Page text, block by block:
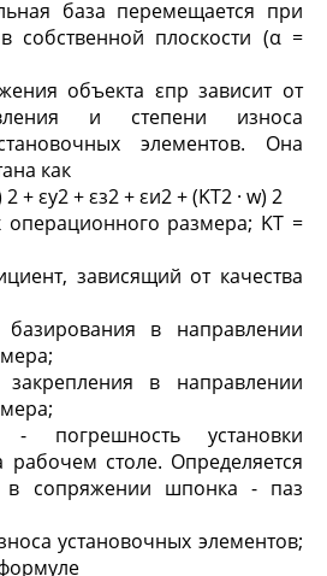
база перемещается при
собственной плоскости (α =
объекта εпр зависит от
и степени износа
элементов. Она
как
2+ εу2+ εз2+ εи2+ (KT2 · w) 2
операционного размера; KT =
зависящий от качества
в направлении
в направлении
установки
столе. Определяется
в сопряжении шпонка - паз
установочных элементов;